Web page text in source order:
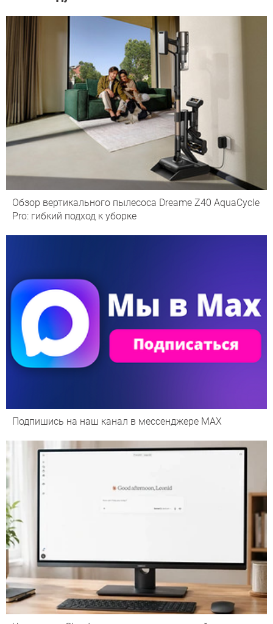
Обзор вертикального пылесоса Dreame Z40 AquaCycle
Pro: гибкий подход к уборке
Подпишись на наш канал в мессенджере МАХ